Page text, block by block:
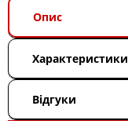
Опис
Характеристики
Відгуки